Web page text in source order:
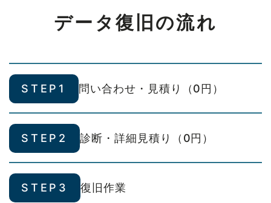
データ復旧の流れ
STEP1 問い合わせ・見積り（0円）
STEP2 診断・詳細見積り（0円）
STEP3 復旧作業